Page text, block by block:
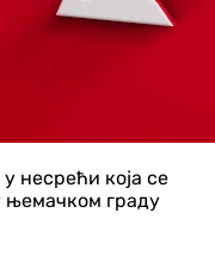
несрећи која се
њемачком граду